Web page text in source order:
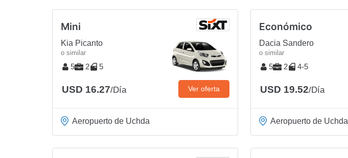
Mini
Kia Picanto
o similar
5 2 5
USD 16.27/Día Ver oferta
Aeropuerto de Uchda
Económico
Dacia Sandero
o similar
5 2 4-5
USD 19.52/Día
Aeropuerto de Uchda